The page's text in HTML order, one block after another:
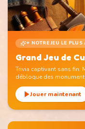
⭐ NOTRE JEU LE
Grand Jeu de
Trivia captivant sans fin.
débloque des
Jouer maintenant